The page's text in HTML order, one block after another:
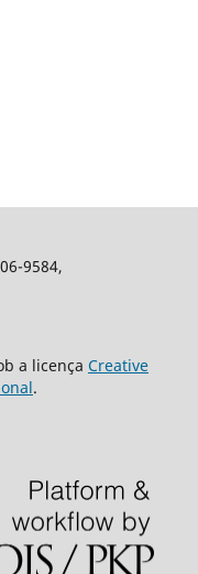
9584,
a licença Creative
.